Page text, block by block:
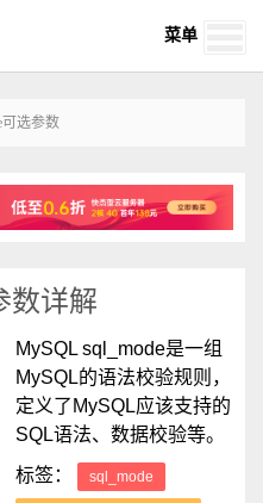
菜单
可选参数
数详解
MySQL sql_mode是一组
MySQL的语法校验规则，
定义了MySQL应该支持的
SQL语法、数据校验等。
标签：
sql_mode